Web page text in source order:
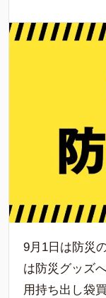
9月1日は防災
は防災グッズ
用持ち出し袋